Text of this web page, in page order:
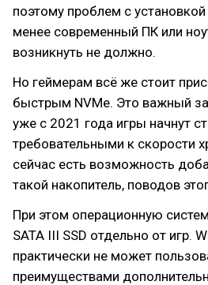
поэтому проблем с
менее современный ПК или
возникнуть не должно.
Но геймерам всё же стоит
быстрым NVMe. Это важный
уже с 2021 года игры начнут
требовательными к скорости
сейчас есть возможность
такой накопитель, поводов
При этом операционную
SATA III SSD отдельно от игр.
практически не может
преимуществами